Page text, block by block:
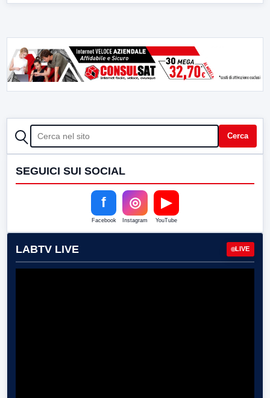
CERCA Cerca
SEGUICI SUI SOCIAL
f
Facebook
◎
Instagram
▶
YouTube
LABTV LIVE LIVE